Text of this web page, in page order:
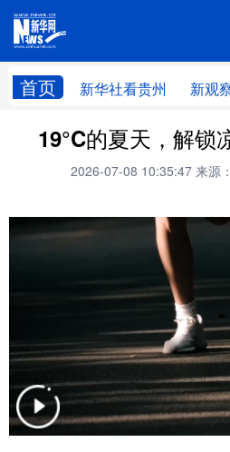
首页 新华社看贵州 新观
网站地
新华社看贵州 新观察
贵州要闻 贵州领导
专题 访谈
数字贵州
部门之窗
贵阳
六盘水 毕节
黔南 黔西南
19°C的夏天，解锁
2026-07-08 10:35:47 来源